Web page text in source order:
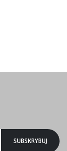
SUBSKRYBUJ